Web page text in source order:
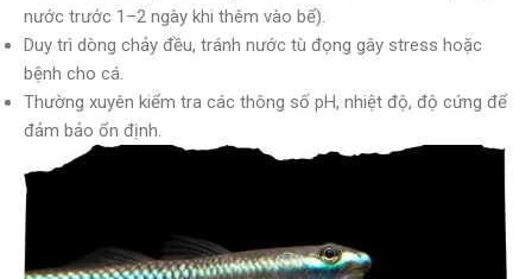
nước trước 1–2 ngày khi thêm vào bể).
Duy trì dòng chảy đều, tránh nước tù đọng gây stress hoặc
bệnh cho cá.
Thường xuyên kiểm tra các thông số pH, nhiệt độ, độ cứng để
đảm bảo ổn định.